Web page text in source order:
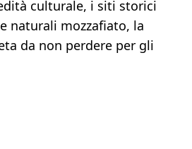
culturale, i siti storici
naturali mozzafiato, la
da non perdere per gli